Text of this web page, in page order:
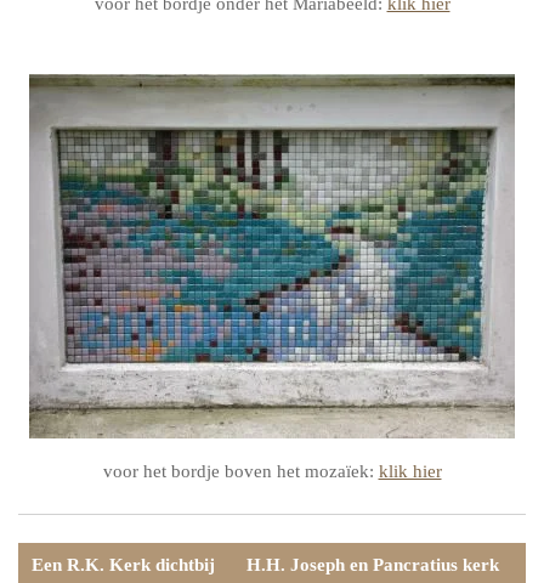
voor het bordje boven het mozaïek: klik hier
Een R.K. Kerk dichtbij H.H. Joseph en Pancratius kerk